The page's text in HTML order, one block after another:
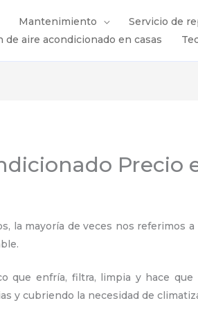
Mantenimiento
Servicio de
de aire acondicionado en casas
Precio
la mayoría de veces nos referimos
que enfría, filtra, limpia y hace
y cubriendo la necesidad de